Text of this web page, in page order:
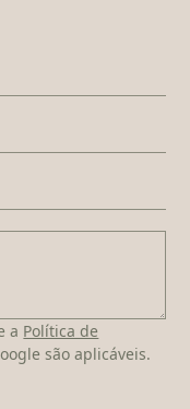
a Política de
são aplicáveis.